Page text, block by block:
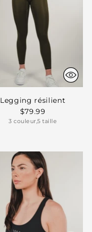
Legging résilient
$79.99
3 couleur,5 taille